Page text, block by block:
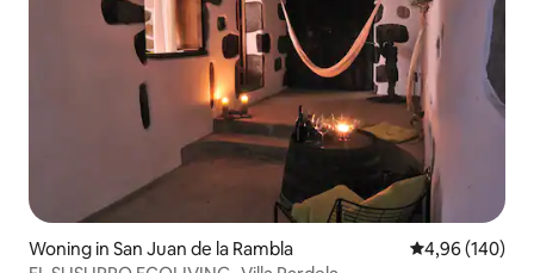
Woning in San Juan de la Rambla Gemiddelde
4,96 (140)